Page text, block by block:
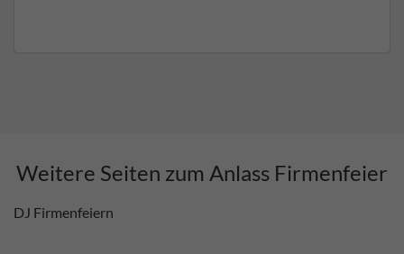
Weitere Seiten zum Anlass Firmenfeier
DJ Firmenfeiern